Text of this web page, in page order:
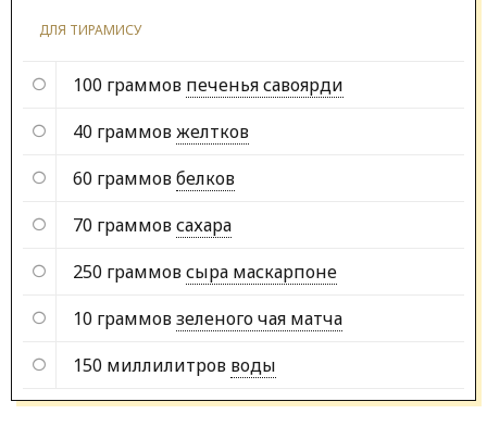
ДЛЯ ТИРАМИСУ
100 граммов печенья савоярди
40 граммовжелтков
60 граммовбелков
70 граммовсахара
250 граммовсыра маскарпоне
10 граммовзеленого чая матча
150 миллилитров воды